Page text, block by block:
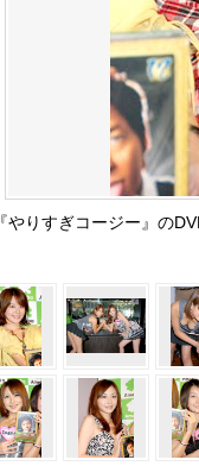
『やりすぎコージー』の